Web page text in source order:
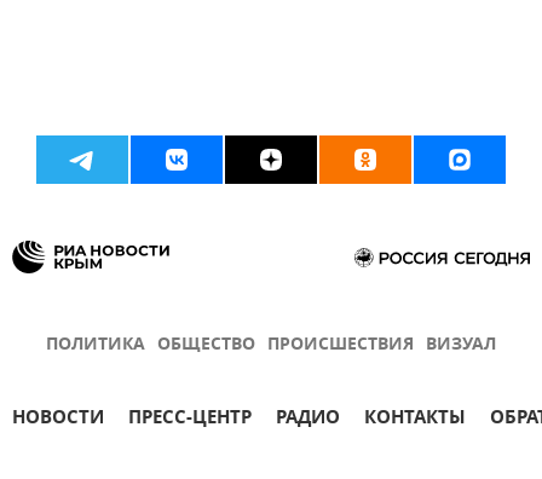
ПОЛИТИКА ОБЩЕСТВО ПРОИСШЕСТВИЯ ВИЗУАЛ
НОВОСТИ ПРЕСС-ЦЕНТР РАДИО КОНТАКТЫ